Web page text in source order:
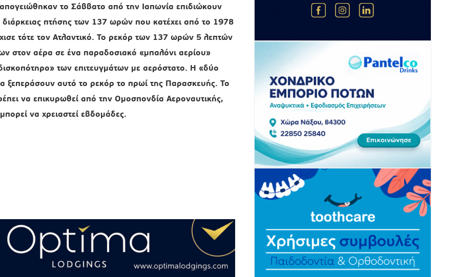
το Σάββατο από την Ιαπωνία επιδιώκουν
διάρκειας πτήσης των 137 ωρών που κατέχει από το 1978
τότε τον Ατλαντικό. Το ρεκόρ των 137 ωρών 5 λεπτών
στον αέρα σε ένα παραδοσιακό «μπαλόνι αερίου»
των επιτευγμάτων με αερόστατο. Η «δύο
ξεπεράσουν αυτό το ρεκόρ το πρωί της Παρασκευής. Το
να επικυρωθεί από την Ομοσπονδία Αεροναυτικής,
να χρειαστεί εβδομάδες.